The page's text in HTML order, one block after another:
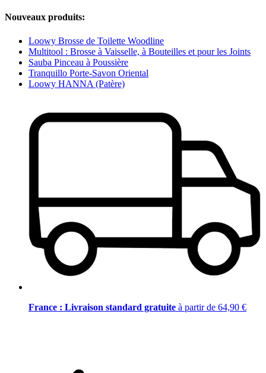
Nouveaux produits:
Loowy Brosse de Toilette Woodline
Multitool : Brosse à Vaisselle, à Bouteilles et pour les Joints
Sauba Pinceau à Poussière
Tranquillo Porte-Savon Oriental
Loowy HANNA (Patère)
France : Livraison standard gratuite à partir de 64,90 €